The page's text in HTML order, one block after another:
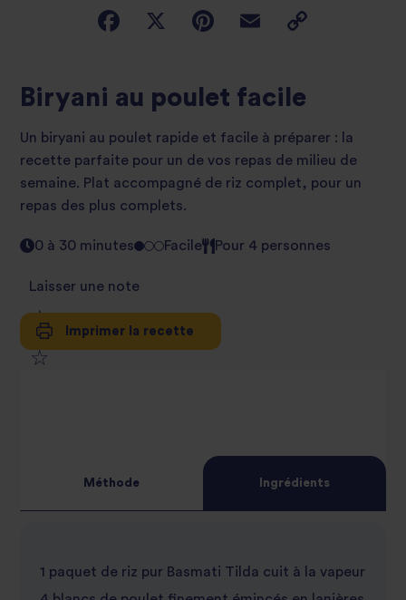
Biryani au poulet facile
Un biryani au poulet rapide et facile à préparer : la
recette parfaite pour un de vos repas de milieu de
semaine. Plat accompagné de riz complet, pour un
repas des plus complets.
0 à 30 minutes Facile Pour 4 personnes
Laisser une note
1
review
Imprimer la recette
Méthode Ingrédients
1 paquet de riz pur Basmati Tilda cuit à la vapeur